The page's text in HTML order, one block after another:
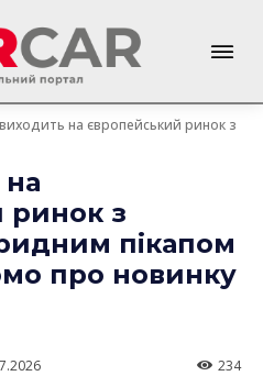
на європейський ринок з
на
ринок з
пікапом
про новинку
234